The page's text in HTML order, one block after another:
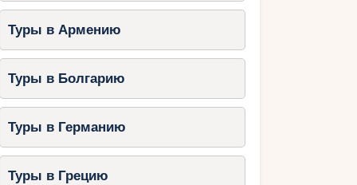
Туры в Армению
Туры в Болгарию
Туры в Германию
Туры в Грецию